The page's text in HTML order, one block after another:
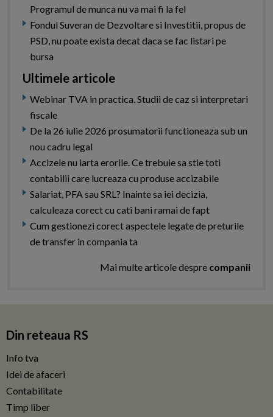
Programul de munca nu va mai fi la fel
Fondul Suveran de Dezvoltare si Investitii, propus de
PSD, nu poate exista decat daca se fac listari pe
bursa
Ultimele articole
Webinar TVA in practica. Studii de caz si interpretari
fiscale
De la 26 iulie 2026 prosumatorii functioneaza sub un
nou cadru legal
Accizele nu iarta erorile. Ce trebuie sa stie toti
contabilii care lucreaza cu produse accizabile
Salariat, PFA sau SRL? Inainte sa iei decizia,
calculeaza corect cu cati bani ramai de fapt
Cum gestionezi corect aspectele legate de preturile
de transfer in compania ta
Mai multe articole despre companii
Din reteaua RS
Info tva
Idei de afaceri
Contabilitate
Timp liber